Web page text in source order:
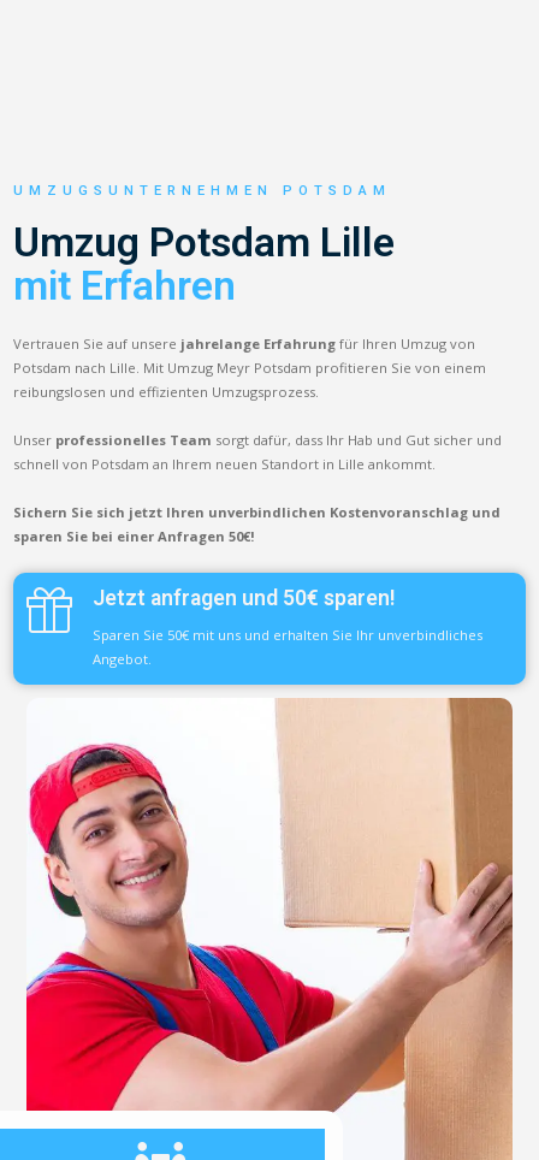
UMZUGSUNTERNEHMEN POTSDAM
Umzug Potsdam Lille
mit Erfahren
Vertrauen Sie auf unsere jahrelange Erfahrung für Ihren Umzug von
Potsdam nach Lille. Mit Umzug Meyr Potsdam profitieren Sie von einem
reibungslosen und effizienten Umzugsprozess.
Unser professionelles Team sorgt dafür, dass Ihr Hab und Gut sicher und
schnell von Potsdam an Ihrem neuen Standort in Lille ankommt.
Sichern Sie sich jetzt Ihren unverbindlichen Kostenvoranschlag und
sparen Sie bei einer Anfragen 50€!
Jetzt anfragen und 50€ sparen!
Sparen Sie 50€ mit uns und erhalten Sie Ihr unverbindliches
Angebot.